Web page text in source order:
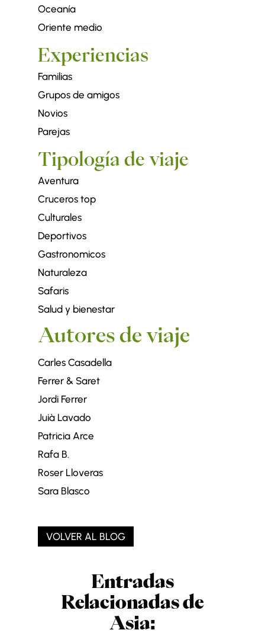
Oceanía
Oriente medio
Experiencias
Familias
Grupos de amigos
Novios
Parejas
Tipología de viaje
Aventura
Cruceros top
Culturales
Deportivos
Gastronomicos
Naturaleza
Safaris
Salud y bienestar
Autores de viaje
Carles Casadella
Ferrer & Saret
Jordi Ferrer
Juià Lavado
Patricia Arce
Rafa B.
Roser Lloveras
Sara Blasco
VOLVER AL BLOG
Entradas
Relacionadas de
Asia: